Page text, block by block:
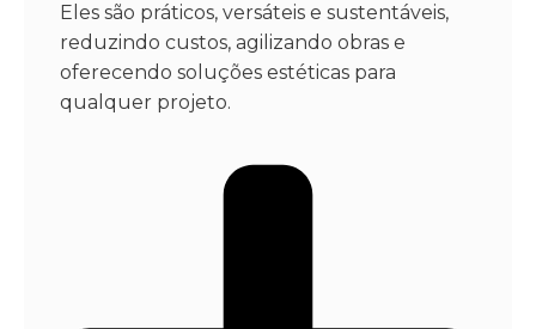
Eles são práticos, versáteis e sustentáveis,
reduzindo custos, agilizando obras e
oferecendo soluções estéticas para
qualquer projeto.